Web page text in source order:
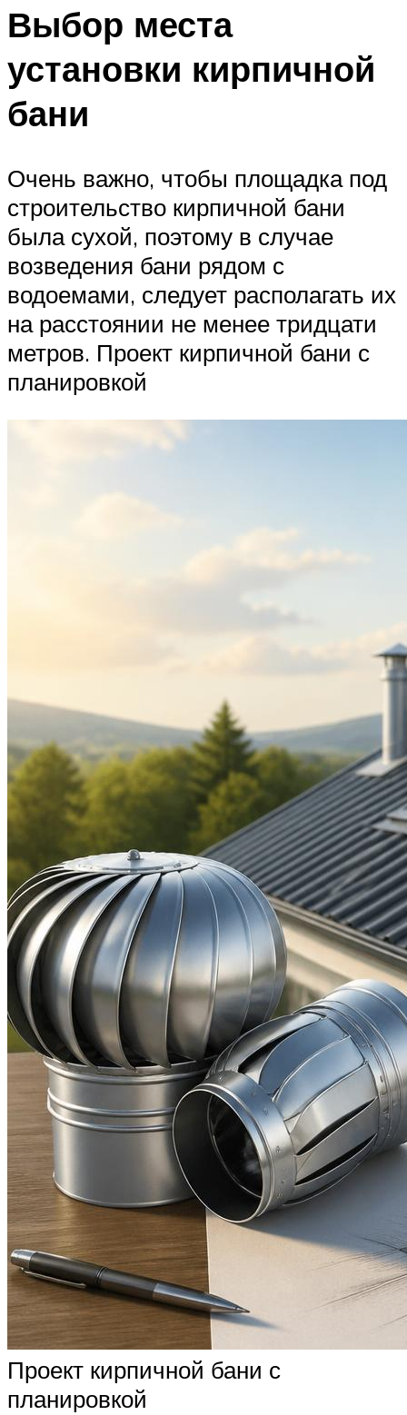
Выбор места
установки кирпичной
бани
Очень важно, чтобы площадка под
строительство кирпичной бани
была сухой, поэтому в случае
возведения бани рядом с
водоемами, следует располагать их
на расстоянии не менее тридцати
метров. Проект кирпичной бани с
планировкой
Проект кирпичной бани с
планировкой